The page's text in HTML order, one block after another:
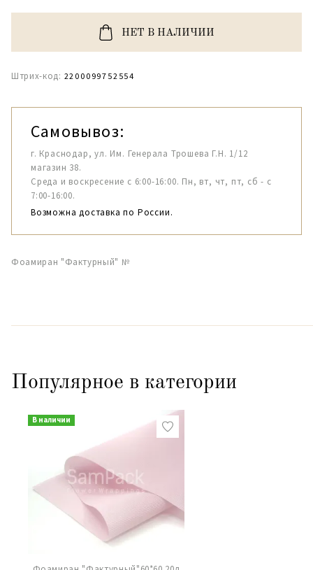
НЕТ В НАЛИЧИИ
Штрих-код: 2200099752554
Самовывоз:
г. Краснодар, ул. Им. Генерала Трошева Г.Н. 1/12
магазин 38.
Среда и воскресение с 6:00-16:00. Пн, вт, чт, пт, сб - с
7:00-16:00.
Возможна доставка по России.
Фоамиран "Фактурный" №
Популярное в категории
В наличии